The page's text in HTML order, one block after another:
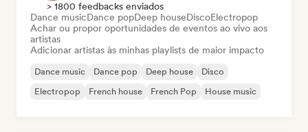
> 1800 feedbacks enviados
Dance musicDance popDeep houseDiscoElectropop
Achar ou propor oportunidades de eventos ao vivo aos
artistas
Adicionar artistas às minhas playlists de maior impacto
Dance music Dance pop Deep house
Disco
Electropop
French house French Pop House music